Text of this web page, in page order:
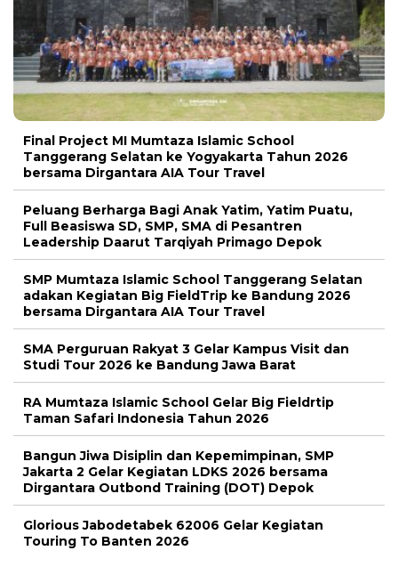
Final Project MI Mumtaza Islamic School
Tanggerang Selatan ke Yogyakarta Tahun 2026
bersama Dirgantara AIA Tour Travel
Peluang Berharga Bagi Anak Yatim, Yatim Puatu,
Full Beasiswa SD, SMP, SMA di Pesantren
Leadership Daarut Tarqiyah Primago Depok
SMP Mumtaza Islamic School Tanggerang Selatan
adakan Kegiatan Big FieldTrip ke Bandung 2026
bersama Dirgantara AIA Tour Travel
SMA Perguruan Rakyat 3 Gelar Kampus Visit dan
Studi Tour 2026 ke Bandung Jawa Barat
RA Mumtaza Islamic School Gelar Big Fieldrtip
Taman Safari Indonesia Tahun 2026
Bangun Jiwa Disiplin dan Kepemimpinan, SMP
Jakarta 2 Gelar Kegiatan LDKS 2026 bersama
Dirgantara Outbond Training (DOT) Depok
Glorious Jabodetabek 62006 Gelar Kegiatan
Touring To Banten 2026